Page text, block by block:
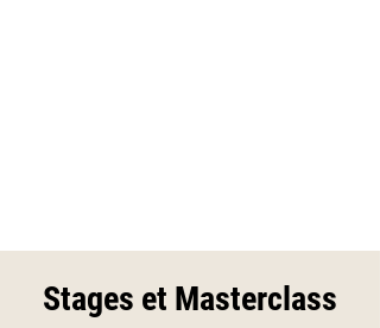
Stages et Masterclass